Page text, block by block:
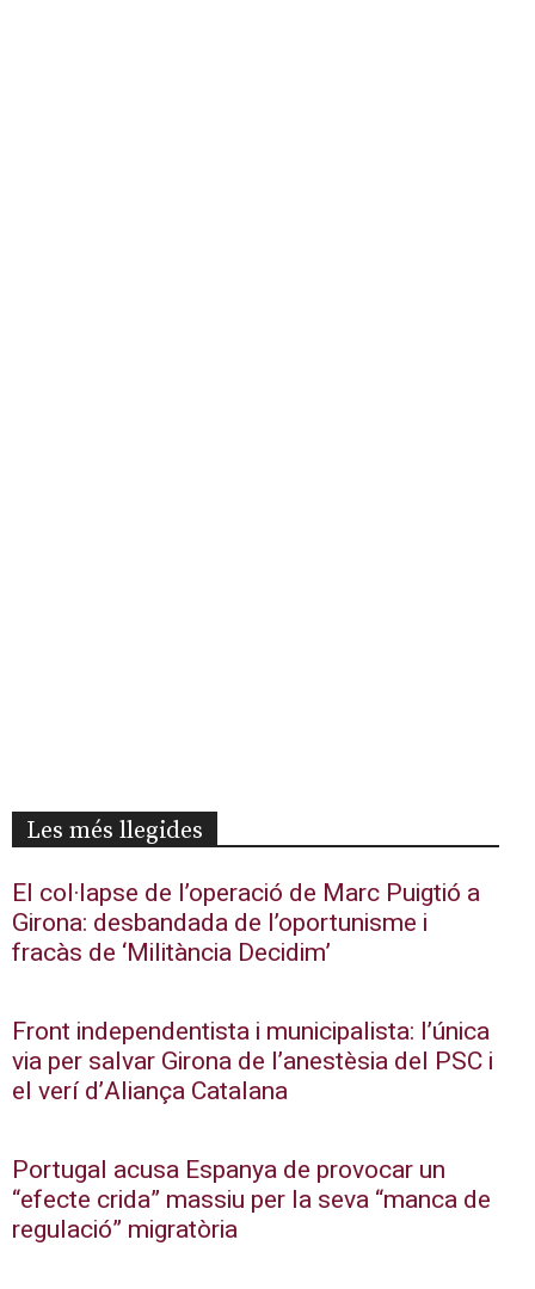
Les més llegides
El col·lapse de l’operació de Marc Puigtió a
Girona: desbandada de l’oportunisme i
fracàs de ‘Militància Decidim’
Front independentista i municipalista: l’única
via per salvar Girona de l’anestèsia del PSC i
el verí d’Aliança Catalana
Portugal acusa Espanya de provocar un
“efecte crida” massiu per la seva “manca de
regulació” migratòria